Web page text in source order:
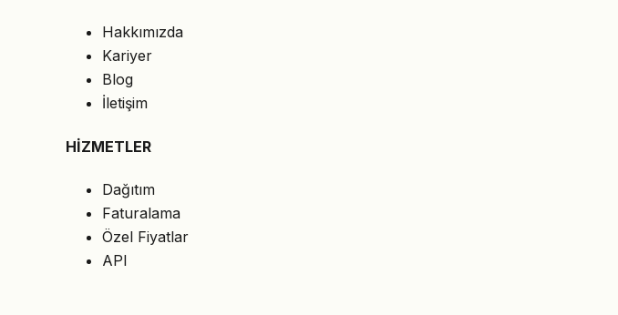
Hakkımızda
Kariyer
Blog
İletişim
HİZMETLER
Dağıtım
Faturalama
Özel Fiyatlar
API